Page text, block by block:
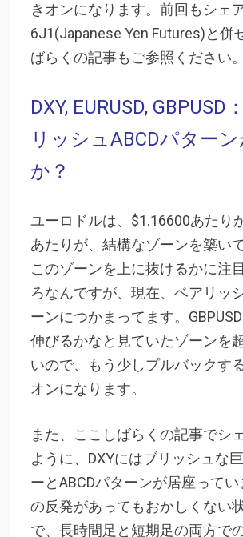
きオンになります。前回もシェ
6J1(Japanese Yen Futures)と併
ばらくの記事もご参照ください。
DXY, EURUSD, GBPUSD
リッシュABCDパター
か？
ユーロドルは、$1.16600あたり
あたりが、結構なゾーンを築い
このゾーンを上に抜けるかに注
ろなんですが、現在、ベアリッ
ーンにつかまってます。GBPUSD
伸びるかなと見ていたゾーンを
いので、もう少しプルバックす
オンになります。
また、ここしばらくの記事でシ
ように、DXYにはブリッシュな
ーとABCDパターンが居座って
の反発があってもおかしくない
で、長時間足と短期足の両方で